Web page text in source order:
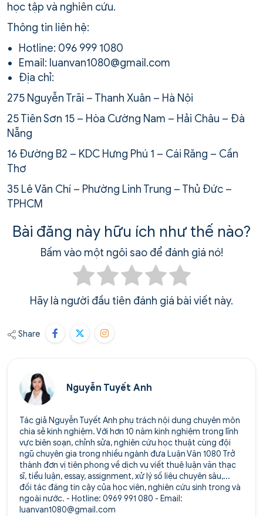
học tập và nghiên cứu.
Thông tin liên hệ:
Hotline: 096 999 1080
Email: luanvan1080@gmail.com
Địa chỉ:
275 Nguyễn Trãi – Thanh Xuân – Hà Nội
25 Tiên Sơn 15 – Hòa Cường Nam – Hải Châu – Đà
Nẵng
16 Đường B2 – KDC Hưng Phú 1 – Cái Răng – Cần
Thơ
35 Lê Văn Chí – Phường Linh Trung – Thủ Đức –
TPHCM
Bài đăng này hữu ích như thế nào?
Bấm vào một ngôi sao để đánh giá nó!
Hãy là người đầu tiên đánh giá bài viết này.
Share
Nguyễn Tuyết Anh
Tác giả Nguyễn Tuyết Anh phụ trách nội dung chuyên môn
chia sẻ kinh nghiệm. Với hơn 10 năm kinh nghiệm trong lĩnh
vực biên soạn, chỉnh sửa, nghiên cứu học thuật cùng đội
ngũ chuyên gia trong nhiều ngành đưa Luận Văn 1080 Trở
thành đơn vị tiên phong về dịch vụ viết thuê luận văn thạc
sĩ, tiểu luận, essay, assignment, xử lý số liệu chuyên sâu,...
đối tác đáng tin cậy của học viên, nghiên cứu sinh trong và
ngoài nước. - Hotline: 0969 991 080 - Email:
luanvan1080@gmail.com